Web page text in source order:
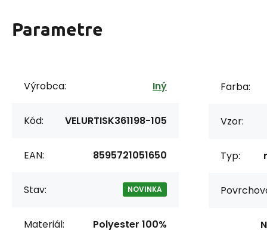
Parametre
Výrobca: Iný
Kód: VELURTISK361198-105
EAN: 8595721051650
Stav: NOVINKA
Materiál: Polyester 100%
Farba:
Vzor:
Typ: